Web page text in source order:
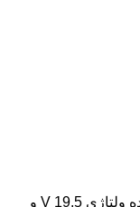
شارژر لپ تاپ برند دل (Dell) اصلی با محدوده ولتاژی 19.5 V و